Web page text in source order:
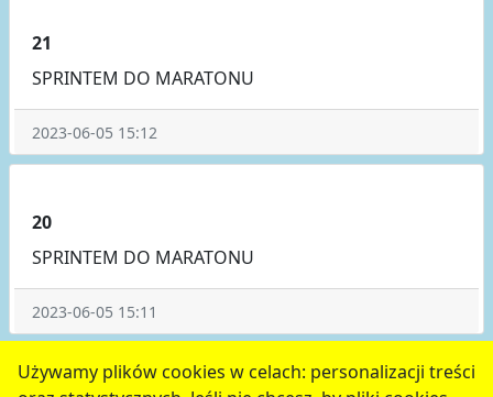
Używamy plików cookies w celach: personalizacji treści
21
SPRINTEM DO MARATONU
2023-06-05 15:12
20
SPRINTEM DO MARATONU
2023-06-05 15:11
poprzednie 8 9 10 11 12 następne